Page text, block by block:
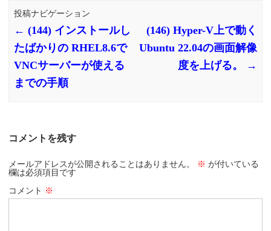
投稿ナビゲーション
← (144) インストールし
たばかりの RHEL8.6で
VNCサーバーが使える
までの手順
(146) Hyper-V上で動く
Ubuntu 22.04の画面解像
度を上げる。
→
コメントを残す
メールアドレスが公開されることはありません。 ※ が付いている
欄は必須項目です
コメント ※